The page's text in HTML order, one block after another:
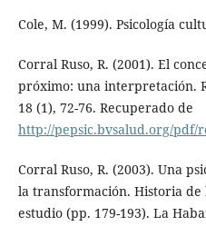
Cole, M. (1999). Psicología
Corral Ruso, R. (2001). El
próximo: una interpretación.
18 (1), 72-76. Recuperado de
http://pepsic.bvsalud.org/pdf/
Corral Ruso, R. (2003). Una
la transformación. Historia de
estudio (pp. 179-193). La